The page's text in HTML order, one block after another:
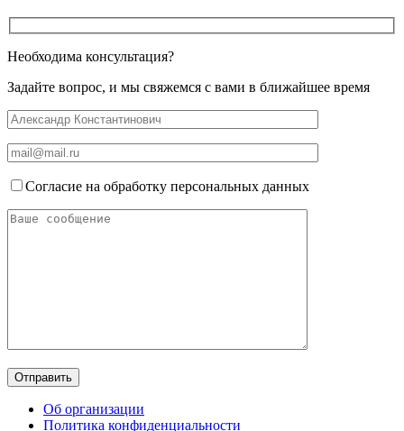
Необходима консультация?
Задайте вопрос, и мы свяжемся с вами в ближайшее время
Согласие на обработку персональных данных
Об организации
Политика конфиденциальности